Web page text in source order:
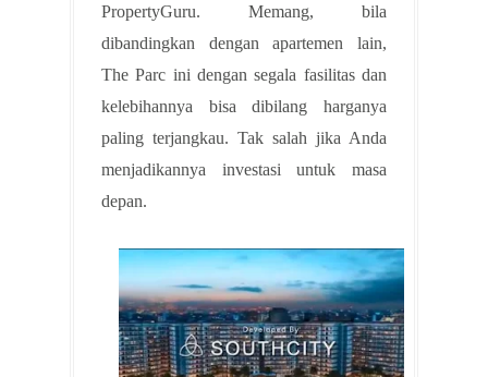
PropertyGuru. Memang, bila
dibandingkan dengan apartemen lain,
The Parc ini dengan segala fasilitas dan
kelebihannya bisa dibilang harganya
paling terjangkau. Tak salah jika Anda
menjadikannya investasi untuk masa
depan.